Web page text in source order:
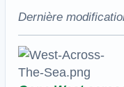
Dernière